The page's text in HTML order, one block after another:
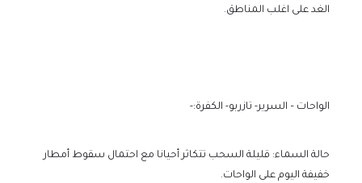
الغد على اغلب المناطق.
الواحات – السرير- تازربو- الكفرة:-
حالة السماء: قليلة السحب تتكاثر أحيانا مع احتمال سقوط أمطار
خفيفة اليوم على الواحات.